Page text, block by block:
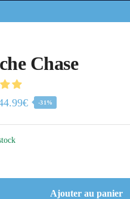
Chase
€ -31%
Ajouter au panier